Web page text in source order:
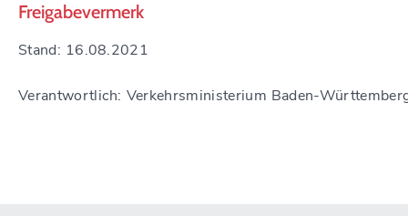
Freigabevermerk
Stand: 16.08.2021
Verantwortlich: Verkehrsministerium Baden-